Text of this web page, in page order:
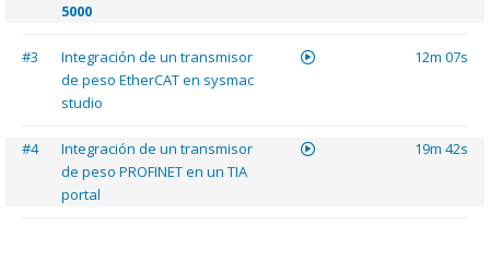
5000
#3
Integración de un transmisor
de peso EtherCAT en sysmac
studio
12m 07s
#4
Integración de un transmisor
de peso PROFINET en un TIA
portal
19m 42s